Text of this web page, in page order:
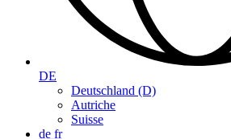
DE
Deutschland (D)
Autriche
Suisse
de fr